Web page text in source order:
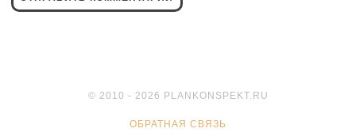
© 2010 - 2026 PLANKONSPEKT.RU
ОБРАТНАЯ СВЯЗЬ